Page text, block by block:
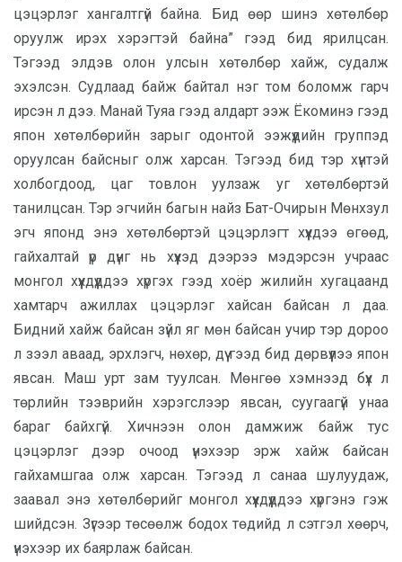
цэцэрлэг хангалтгүй байна. Бид өөр шинэ хөтөлбөр
оруулж ирэх хэрэгтэй байна” гээд бид ярилцсан.
Тэгээд элдэв олон улсын хөтөлбөр хайж, судалж
эхэлсэн. Судлаад байж байтал нэг том боломж гарч
ирсэн л дээ. Манай Туяа гээд алдарт ээж Ёкоминэ гээд
япон хөтөлбөрийн зарыг одонтой ээжүүдийн группэд
оруулсан байсныг олж харсан. Тэгээд бид тэр хүнтэй
холбогдоод, цаг товлон уулзаж уг хөтөлбөртэй
танилцсан. Тэр эгчийн багын найз Бат-Очирын Мөнхзул
эгч японд энэ хөтөлбөртэй цэцэрлэгт хүүхдээ өгөөд,
гайхалтай үр дүнг нь хүүхэд дээрээ мэдэрсэн учраас
монгол хүүхдүүддээ хүргэх гээд хоёр жилийн хугацаанд
хамтарч ажиллах цэцэрлэг хайсан байсан л даа.
Бидний хайж байсан зүйл яг мөн байсан учир тэр дороо
л зээл аваад, эрхлэгч, нөхөр, дүү гээд бид дөрвүүлээ япон
явсан. Маш урт зам туулсан. Мөнгөө хэмнээд бүх л
төрлийн тээврийн хэрэгслээр явсан, суугаагүй унаа
бараг байхгүй. Хичнээн олон дамжиж байж тус
цэцэрлэг дээр очоод үнэхээр эрж хайж байсан
гайхамшгаа олж харсан. Тэгээд л санаа шулуудаж,
заавал энэ хөтөлбөрийг монгол хүүхдүүддээ хүргэнэ гэж
шийдсэн. Зүгээр төсөөлж бодох төдийд л сэтгэл хөөрч,
үнэхээр их баярлаж байсан.